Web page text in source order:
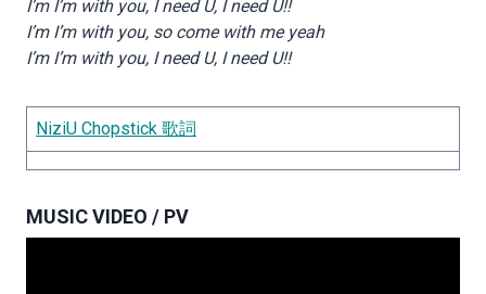
I’m I’m with you, I need U, I need U!!
I’m I’m with you, so come with me yeah
I’m I’m with you, I need U, I need U!!
NiziU Chopstick 歌詞
MUSIC VIDEO / PV